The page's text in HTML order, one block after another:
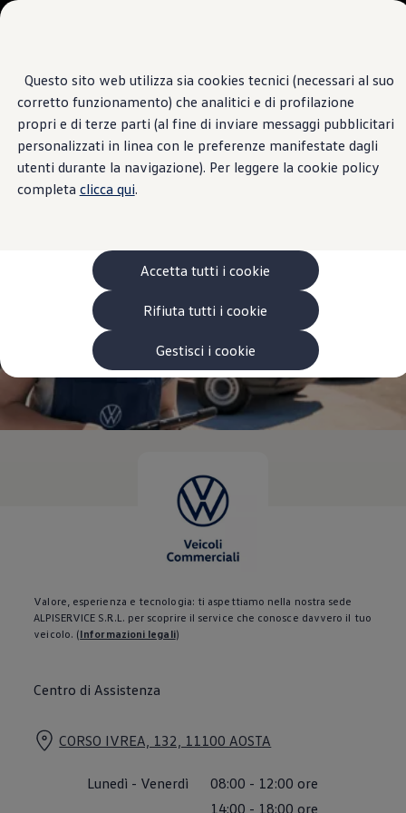
Questo sito web utilizza sia cookies tecnici (necessari al suo
corretto funzionamento) che analitici e di profilazione
propri e di terze parti (al fine di inviare messaggi pubblicitari
personalizzati in linea con le preferenze manifestate dagli
utenti durante la navigazione). Per leggere la cookie policy
completa clicca qui.
Accetta tutti i cookie
Rifiuta tutti i cookie
Gestisci i cookie
Passa ai
contenuti
principali
Passa
a
fondo
pagina
VanLife
Pick-up
Veicoli Commerciali Elettrici
Van
Modelli precedenti
Confronta i modelli
Configurazioni salvate
Volkswagen Auto
Acquista il tuo Veicolo Volkswagen
Ecoincentivi Volkswagen
5 Plus
Usato Certificato
Garanzia Usato
Assicurazioni
Clienti Business
Gamma, promozioni e servizi
Service Flotte
Area Contatti Clienti Business
Servizi Finanziari
Progetto Valore Volkswagen
Leasing Finanziario
Servizi Assicurativi
Polizza Protezione Credito
Assicurazione GAP Protezioneventi
Estensione Garanzia Usato
Furto e incendio
Safe inMotion e Capital Safe +
Allestimenti e personalizzazioni
Allestimenti chiavi in mano
Trasporto persone con disabilità
Mobilità elettrica e Ibrida Plug-In
Soluzioni di ricarica e autonomia
Simulatore dell’autonomia
Ricarica domestica
Ricarica in movimento
ALPISERVICE
| 36 Recensioni
Valore, esperienza e tecnologia: ti aspettiamo nella nostra sede
ALPISERVICE S.R.L. per scoprire il service che conosce davvero il tuo
veicolo. (Informazioni legali)
Centro di Assistenza
CORSO IVREA, 132, 11100 AOSTA
Lunedì - Venerdì 08:00 - 12:00 ore
14:00 - 18:00 ore